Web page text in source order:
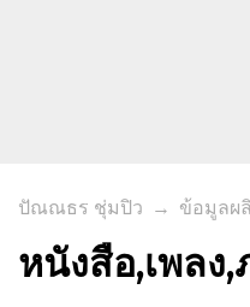
ปัณณธร ชุ่มปิว → ข้อมูล
หนังสือ,เพลง